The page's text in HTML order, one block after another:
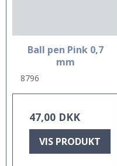
Ball pen Pink 0,7
mm
8796
47,00 DKK
VIS PRODUKT